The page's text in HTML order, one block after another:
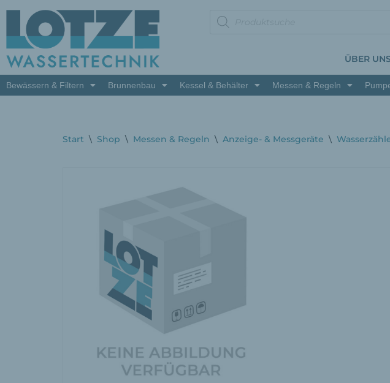
Zum
Inhalt
springen
ÜBER UNS
Bewässern & Filtern Brunnenbau Kessel & Behälter Messen & Regeln
Start \ Shop \ Messen & Regeln \ Anzeige- & Messgeräte \